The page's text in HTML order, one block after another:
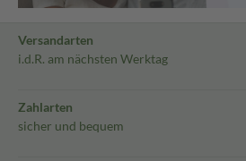
Versandarten
i.d.R. am nächsten Werktag
Zahlarten
sicher und bequem